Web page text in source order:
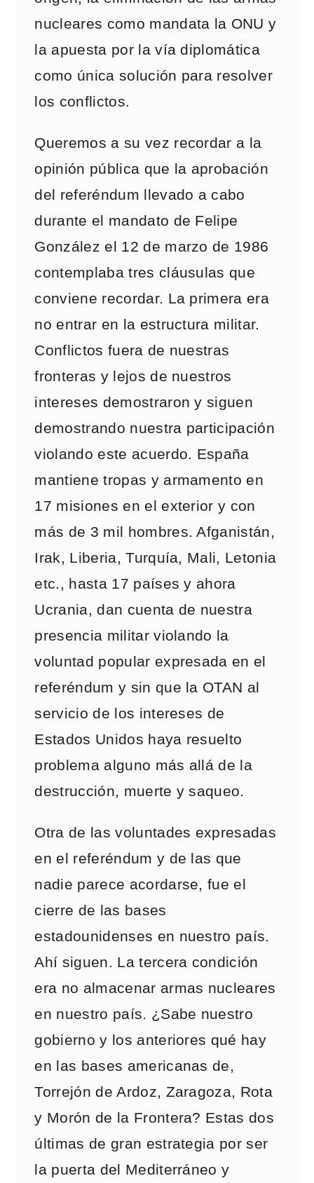
nucleares como mandata la ONU y
la apuesta por la vía diplomática
como única solución para resolver
los conflictos.
Queremos a su vez recordar a la
opinión pública que la aprobación
del referéndum llevado a cabo
durante el mandato de Felipe
González el 12 de marzo de 1986
contemplaba tres cláusulas que
conviene recordar. La primera era
no entrar en la estructura militar.
Conflictos fuera de nuestras
fronteras y lejos de nuestros
intereses demostraron y siguen
demostrando nuestra participación
violando este acuerdo. España
mantiene tropas y armamento en
17 misiones en el exterior y con
más de 3 mil hombres. Afganistán,
Irak, Liberia, Turquía, Mali, Letonia
etc., hasta 17 países y ahora
Ucrania, dan cuenta de nuestra
presencia militar violando la
voluntad popular expresada en el
referéndum y sin que la OTAN al
servicio de los intereses de
Estados Unidos haya resuelto
problema alguno más allá de la
destrucción, muerte y saqueo.
Otra de las voluntades expresadas
en el referéndum y de las que
nadie parece acordarse, fue el
cierre de las bases
estadounidenses en nuestro país.
Ahí siguen. La tercera condición
era no almacenar armas nucleares
en nuestro país. ¿Sabe nuestro
gobierno y los anteriores qué hay
en las bases americanas de,
Torrejón de Ardoz, Zaragoza, Rota
y Morón de la Frontera? Estas dos
últimas de gran estrategia por ser
la puerta del Mediterráneo y